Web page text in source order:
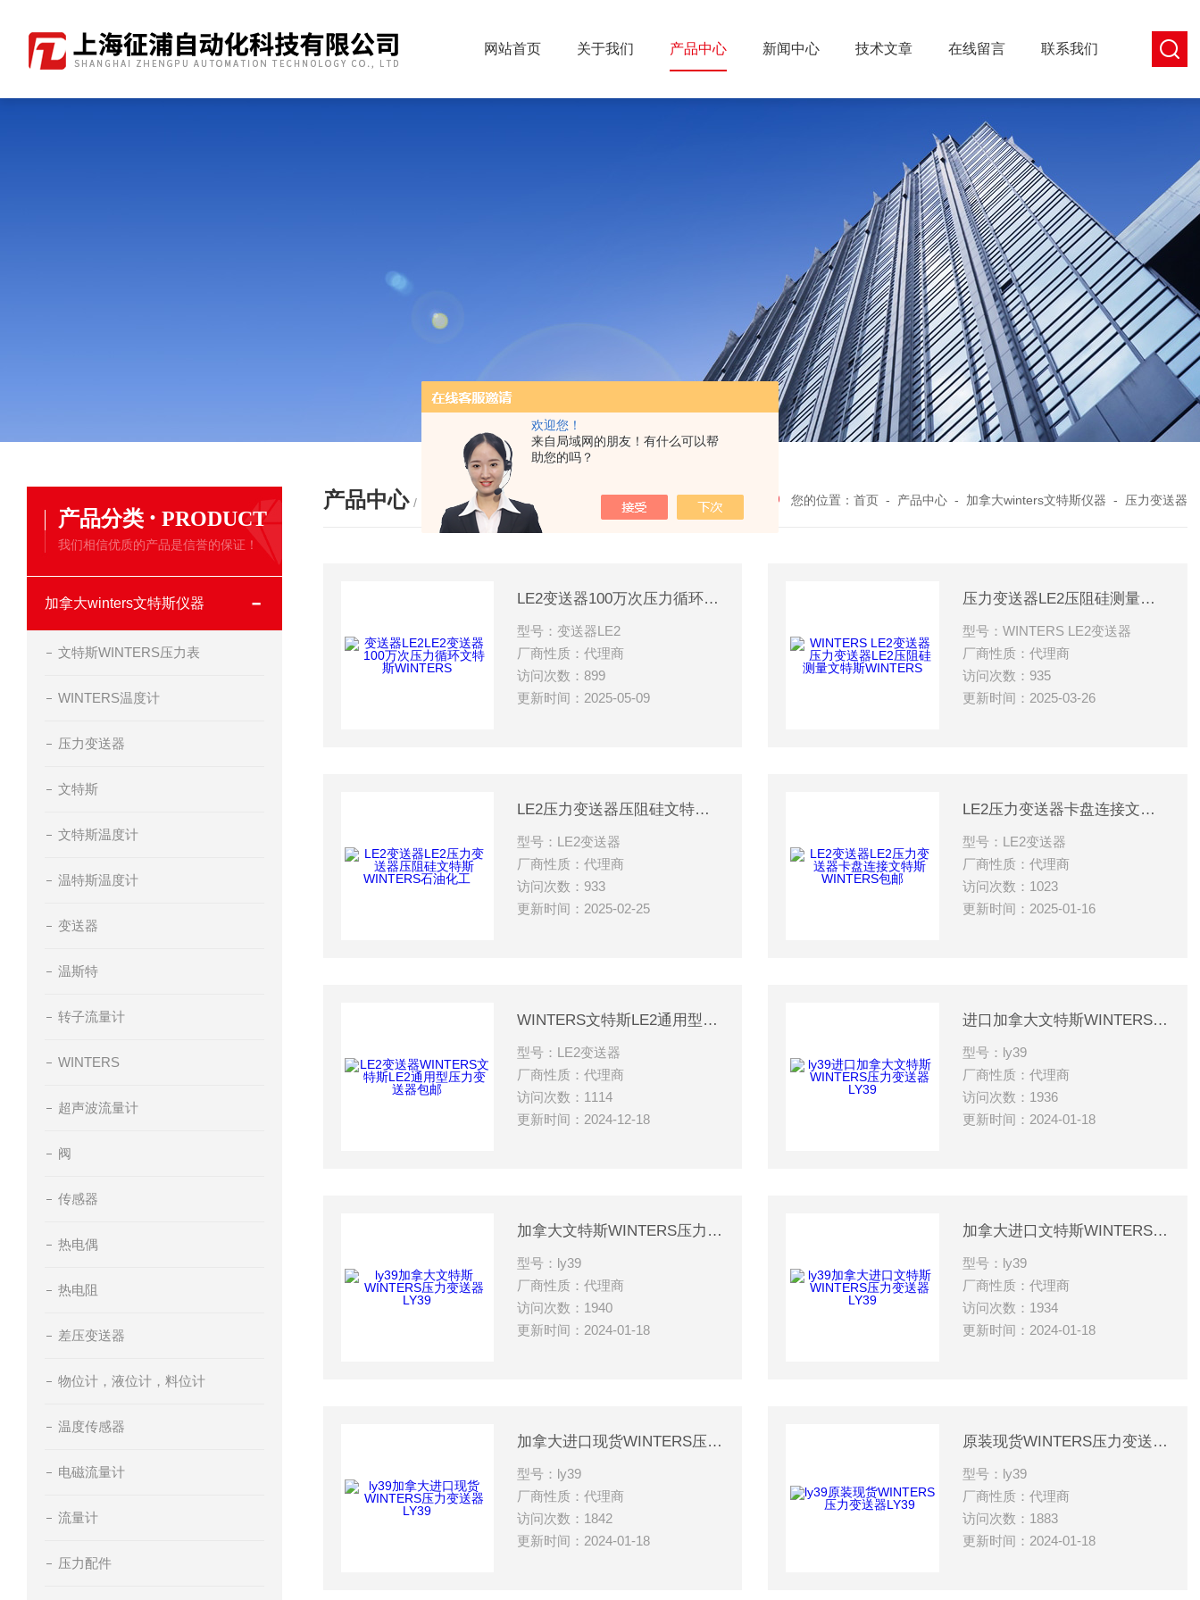
欢迎您！
来自局域网的朋友！有什么可以帮
助您的吗？
网站首页 关于我们 产品中心 新闻中心 技术文章 在线留言 联系我们
产品分类 · PRODUCT
我们相信优质的产品是信誉的保证！
加拿大winters文特斯仪器
文特斯WINTERS压力表
WINTERS温度计
压力变送器
文特斯
文特斯温度计
温特斯温度计
变送器
温斯特
转子流量计
WINTERS
超声波流量计
阀
传感器
热电偶
热电阻
差压变送器
物位计，液位计，料位计
温度传感器
电磁流量计
流量计
压力配件
产品中心 / PRODUCTS 您的位置： 首页 - 产品中心 - 加拿大winters文特斯仪器 - 压力变送器
LE2变送器100万次压力循环文特斯WINTERS
型号：变送器LE2
厂商性质：代理商
访问次数：899
更新时间：2025-05-09
压力变送器LE2压阻硅测量文特斯WINTERS
型号：WINTERS LE2变送器
厂商性质：代理商
访问次数：935
更新时间：2025-03-26
LE2压力变送器压阻硅文特斯WINTERS石油化工
型号：LE2变送器
厂商性质：代理商
访问次数：933
更新时间：2025-02-25
LE2压力变送器卡盘连接文特斯WINTERS包邮
型号：LE2变送器
厂商性质：代理商
访问次数：1023
更新时间：2025-01-16
WINTERS文特斯LE2通用型压力变送器包邮
型号：LE2变送器
厂商性质：代理商
访问次数：1114
更新时间：2024-12-18
进口加拿大文特斯WINTERS压力变送器LY39
型号：ly39
厂商性质：代理商
访问次数：1936
更新时间：2024-01-18
加拿大文特斯WINTERS压力变送器LY39
型号：ly39
厂商性质：代理商
访问次数：1940
更新时间：2024-01-18
加拿大进口文特斯WINTERS压力变送器LY39
型号：ly39
厂商性质：代理商
访问次数：1934
更新时间：2024-01-18
加拿大进口现货WINTERS压力变送器LY39
型号：ly39
厂商性质：代理商
访问次数：1842
更新时间：2024-01-18
原装现货WINTERS压力变送器LY39
型号：ly39
厂商性质：代理商
访问次数：1883
更新时间：2024-01-18